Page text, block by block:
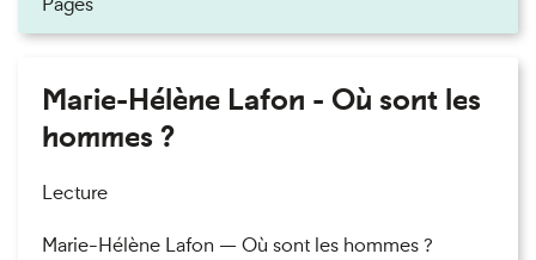
Marie-Hélène Lafon - Où sont les
hommes ?
Lecture
Marie-Hélène Lafon — Où sont les hommes ?